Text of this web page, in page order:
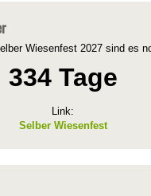
Wiesenfest 2027 sind es
334 Tage
Link:
Selber Wiesenfest